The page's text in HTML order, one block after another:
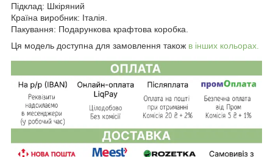
Підклад: Шкіряний
Країна виробник: Італія.
Пакування: Подарункова крафтова коробка.
Ця модель доступна для замовлення також в інших кольорах.